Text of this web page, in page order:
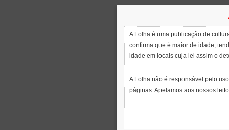
A Folha é uma publicação de
confirma que é maior de idade,
idade em locais cuja lei assim o
A Folha não é responsável pelo
páginas. Apelamos aos nossos